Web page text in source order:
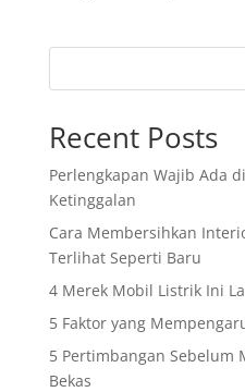
Recent Posts
Perlengkapan Wajib Ada
Ketinggalan
Cara Membersihkan
Terlihat Seperti Baru
4 Merek Mobil Listrik Ini
5 Faktor yang
5 Pertimbangan Sebelum
Bekas